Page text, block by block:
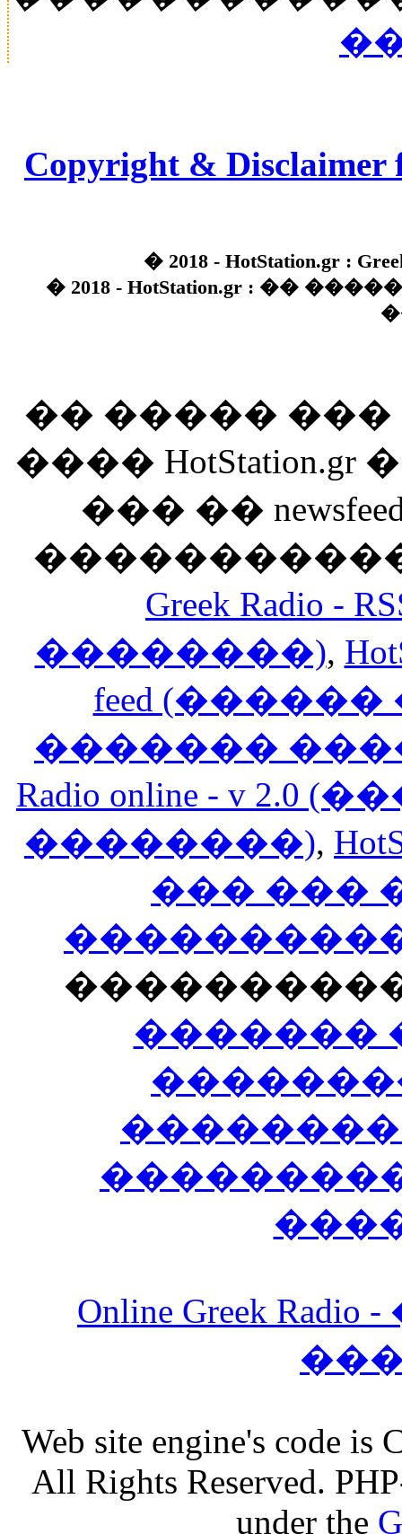
Copyright & Disclaimer
� 2018 - HotStation.gr :
� 2018 - HotStation.gr : ��
�� �����
����
��� ��
Greek Radio
��������),
feed
�������
Radio online - v
��������),
��� ���
�������
Online Greek
Web site engine's code
All Rights Reserved.
under the